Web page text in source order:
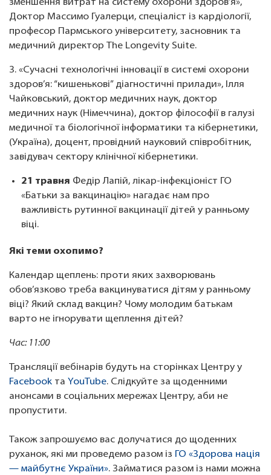
зменшення витрат на систему охорони здоров’я»,
Доктор Массимо Гуалерци, спеціаліст із кардіології,
професор Пармського університету, засновник та
медичний директор The Longevity Suite.
3. «Сучасні технологічні інновації в системі охорони
здоров’я: “кишенькові” діагностичні прилади», Ілля
Чайковський, доктор медичних наук, доктор
медичних наук (Німеччина), доктор філософії в галузі
медичної та біологічної інформатики та кібернетики,
(Україна), доцент, провідний науковий співробітник,
завідувач сектору клінічної кібернетики.
21 травня Федір Лапій, лікар-інфекціоніст ГО
«Батьки за вакцинацію» нагадає нам про
важливість рутинної вакцинації дітей у ранньому
віці.
Які теми охопимо?
Календар щеплень: проти яких захворювань
обов’язково треба вакцинуватися дітям у ранньому
віці? Який склад вакцин? Чому молодим батькам
варто не ігнорувати щеплення дітей?
Час: 11:00
Трансляції вебінарів будуть на сторінках Центру у
Facebook та YouTube. Слідкуйте за щоденними
анонсами в соціальних мережах Центру, аби не
пропустити.
Також запрошуємо вас долучатися до щоденних
руханок, які ми проведемо разом із ГО «Здорова нація
— майбутнє України». Займатися разом із нами можна